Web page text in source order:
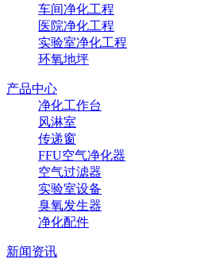
车间净化工程
医院净化工程
实验室净化工程
环氧地坪
产品中心
净化工作台
风淋室
传递窗
FFU空气净化器
空气过滤器
实验室设备
臭氧发生器
净化配件
新闻资讯